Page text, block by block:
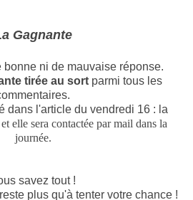
Gagnante
bonne ni de mauvaise réponse.
tirée au sort parmi tous les
dans l'article du vendredi 16 : la
et elle sera contactée par mail dans la
journée.
savez tout !
plus qu'à tenter votre chance !